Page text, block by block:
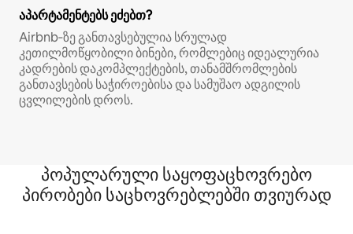
აპარტამენტებს ეძებთ?
Airbnb‑ზე განთავსებულია სრულად
კეთილმოწყობილი ბინები, რომლებიც იდეალურია
კადრების დაკომპლექტების, თანამშრომლების
განთავსების საჭიროებისა და სამუშაო ადგილის
ცვლილების დროს.
პოპულარული საყოფაცხოვრებო
პირობები საცხოვრებლებში თვიურად